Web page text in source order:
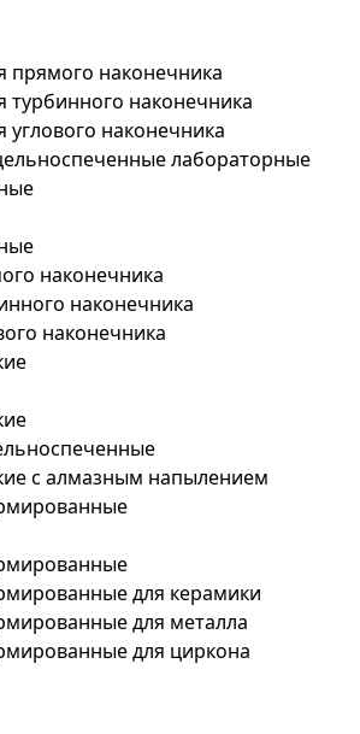
прямого наконечника
наконечника
наконечника
лабораторные
наконечника
наконечника
наконечника
с алмазным напылением
для керамики
для металла
для циркона